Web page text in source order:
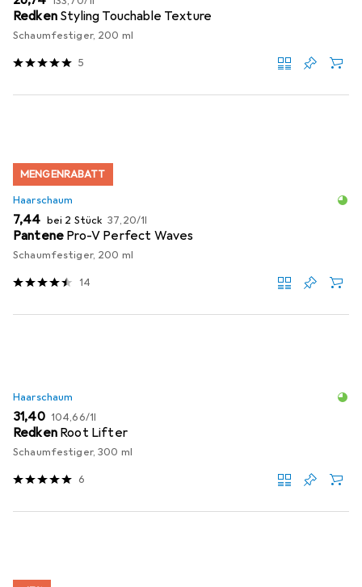
Redken Styling Touchable Texture
Schaumfestiger, 200 ml
5
MENGENRABATT
Haarschaum
EUR
7,44 bei 2 Stück EUR
37,20/1l
Pantene Pro-V Perfect Waves
Schaumfestiger, 200 ml
14
Haarschaum
EUR
31,40 EUR
104,66/1l
Redken Root Lifter
Schaumfestiger, 300 ml
6